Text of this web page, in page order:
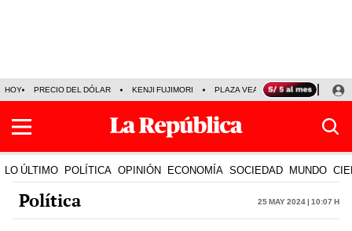
HOY PRECIO DEL DÓLAR KENJI FUJIMORI PLAZA VEA FERIADOS
LO ÚLTIMO POLÍTICA OPINIÓN ECONOMÍA SOCIEDAD MUNDO
Política 25 May 2024 | 10:07 h